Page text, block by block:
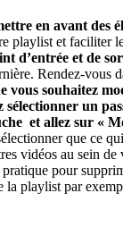
en avant des
playlist et faciliter
d’entrée et de
Rendez-vous
vous souhaitez
sélectionner un
et allez sur «
que ce
vidéos au sein
pour
la playlist par